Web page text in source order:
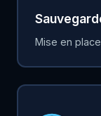
Mise en